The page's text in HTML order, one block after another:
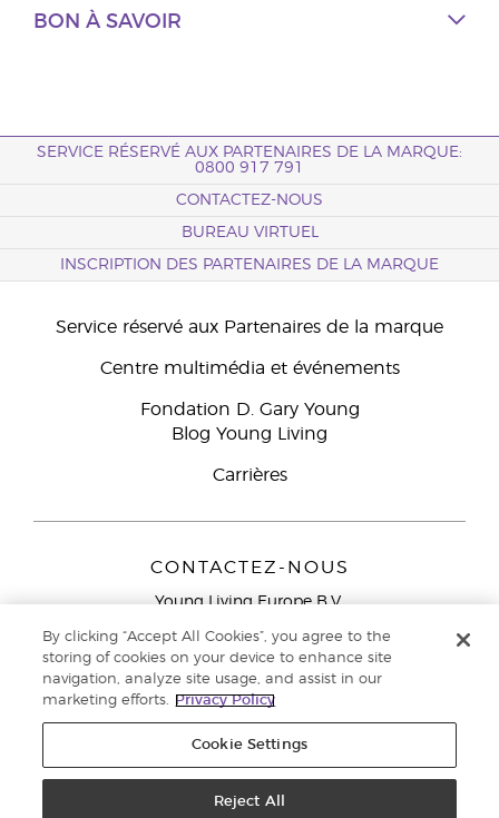
BON À SAVOIR
SERVICE RÉSERVÉ AUX PARTENAIRES DE LA MARQUE:
0800 917 791
CONTACTEZ-NOUS
BUREAU VIRTUEL
INSCRIPTION DES PARTENAIRES DE LA MARQUE
Service réservé aux Partenaires de la marque
Centre multimédia et événements
Fondation D. Gary Young
Blog Young Living
Carrières
CONTACTEZ-NOUS
Young Living Europe B.V.
9727 AJ Groningen
Service réservé aux Partenaires de la marque
791
Politique de confidentialité
By clicking “Accept All Cookies”, you agree to the
storing of cookies on your device to enhance site
navigation, analyze site usage, and assist in our
marketing efforts.
Privacy Policy
Cookie Settings
Reject All